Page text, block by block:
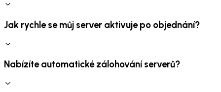
Jak rychle se můj server aktivuje po objednání?
Nabízíte automatické zálohování serverů?